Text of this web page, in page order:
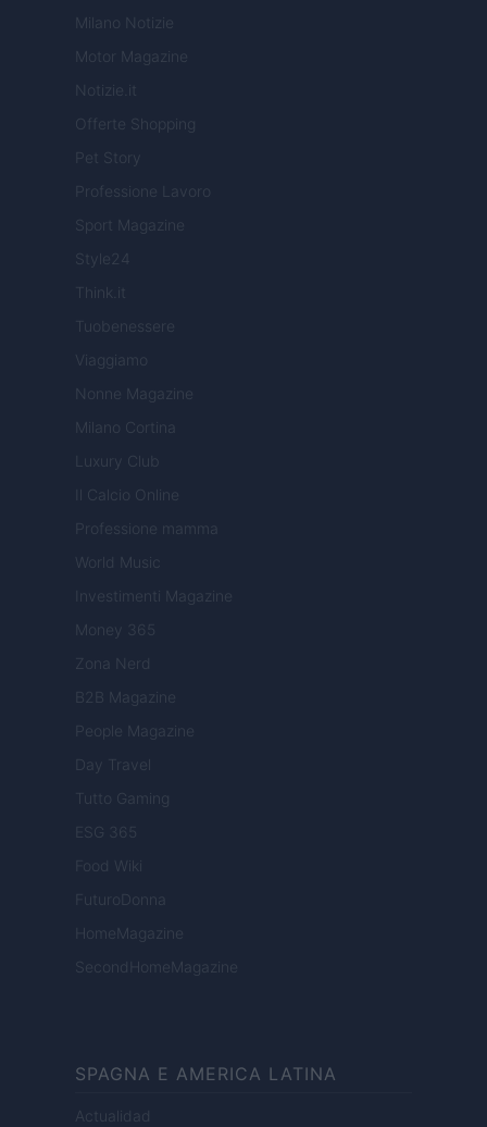
Milano Notizie
Motor Magazine
Notizie.it
Offerte Shopping
Pet Story
Professione Lavoro
Sport Magazine
Style24
Think.it
Tuobenessere
Viaggiamo
Nonne Magazine
Milano Cortina
Luxury Club
Il Calcio Online
Professione mamma
World Music
Investimenti Magazine
Money 365
Zona Nerd
B2B Magazine
People Magazine
Day Travel
Tutto Gaming
ESG 365
Food Wiki
FuturoDonna
HomeMagazine
SecondHomeMagazine
SPAGNA E AMERICA LATINA
Actualidad